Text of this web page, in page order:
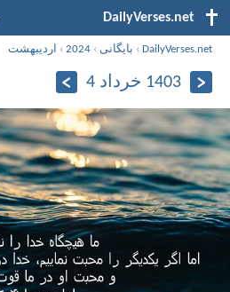
DailyVerses.net
DailyVerses.net
› بایگانی ›
2024
› اردیبهشت
1403 خرداد 4